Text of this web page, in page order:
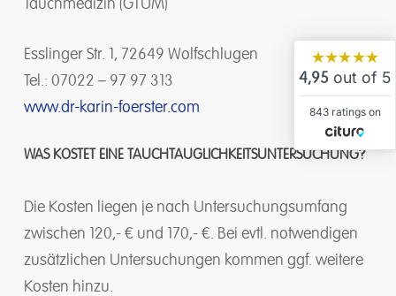
Tauchmedizin (GTÜM)
Esslinger Str. 1, 72649 Wolfschlugen
Tel.: 07022 – 97 97 313
www.dr-karin-foerster.com
WAS KOSTET EINE TAUCHTAUGLICHKEITSUNTERSUCHUNG?
Die Kosten liegen je nach Untersuchungsumfang
zwischen 120,- € und 170,- €. Bei evtl. notwendigen
zusätzlichen Untersuchungen kommen ggf. weitere
Kosten hinzu.
★★★★★
4,95 out of 5
843 ratings on